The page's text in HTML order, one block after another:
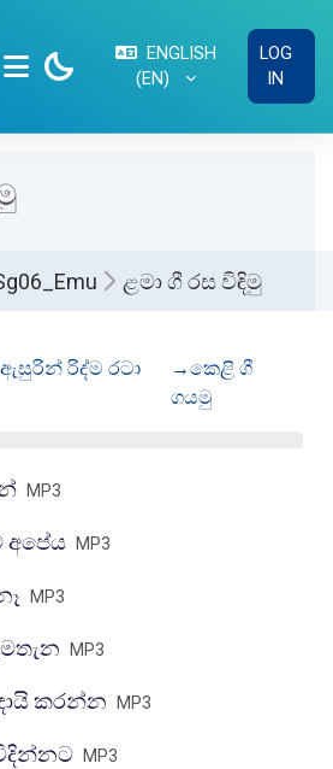
ENGLISH
‎(EN)‎
LOG
IN
ළමා ගී රස විඳිමු
රිද්ම රටා
→කෙළි ගී
ගයමු
FILE
MP3
අපේය FILE
MP3
FILE
MP3
FILE
MP3
කරන්න FILE
MP3
FILE
MP3